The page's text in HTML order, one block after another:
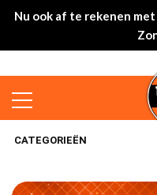
Nu ook af te rekenen
CATEGORIEËN